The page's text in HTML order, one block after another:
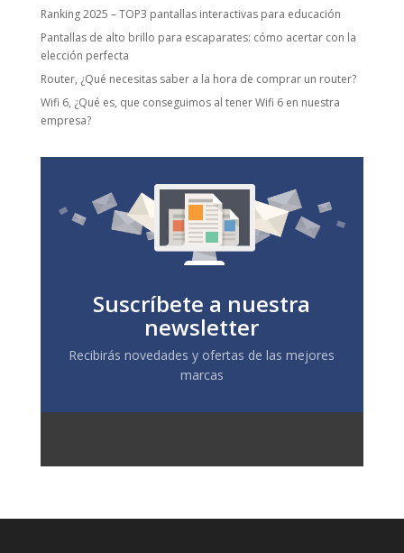
Ranking 2025 – TOP3 pantallas interactivas para educación
Pantallas de alto brillo para escaparates: cómo acertar con la
elección perfecta
Router, ¿Qué necesitas saber a la hora de comprar un router?
Wifi 6, ¿Qué es, que conseguimos al tener Wifi 6 en nuestra
empresa?
Suscríbete a nuestra
newsletter
Recibirás novedades y ofertas de las mejores
marcas